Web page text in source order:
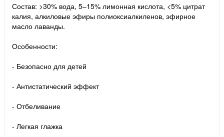
Состав: >30% вода, 5–15% лимонная кислота, <5% цитрат
калия, алкиловые эфиры полиоксиалкиленов, эфирное
масло лаванды.
Особенности:
- Безопасно для детей
- Антистатический эффект
- Отбеливание
- Легкая глажка